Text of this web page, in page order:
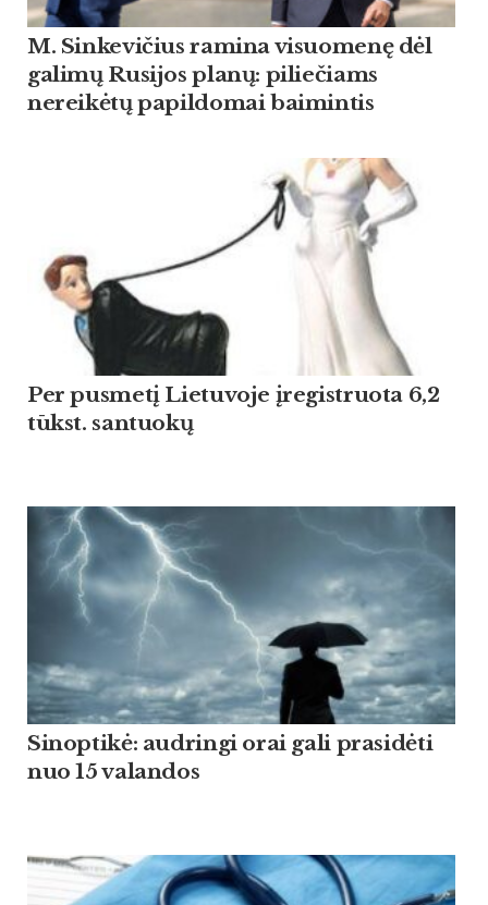
M. Sinkevičius ramina visuomenę dėl
galimų Rusijos planų: piliečiams
nereikėtų papildomai baimintis
Per pusmetį Lietuvoje įregistruota 6,2
tūkst. santuokų
Sinoptikė: audringi orai gali prasidėti
nuo 15 valandos